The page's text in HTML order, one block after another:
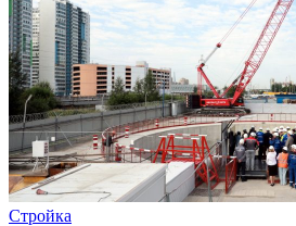
Стройка